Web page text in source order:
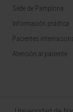
Sede de Pamplona
Información práctica
Pacientes
Atención al paciente